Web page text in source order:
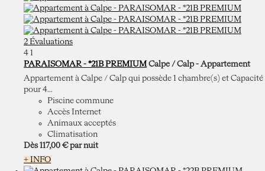
2 Évaluations
4 1
PARAISOMAR - *21B PREMIUM Calpe / Calp - Appartement
Appartement à Calpe / Calp qui possède 1 chambre(s) et Capacité
pour 4...
Piscine commune
Accès Internet
Animaux acceptés
Climatisation
Dès 117,00 € par nuit
+ INFO